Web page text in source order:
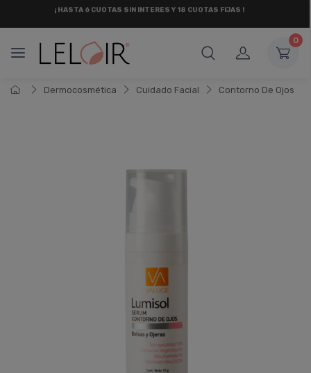
0
Dermocosmética Cuidado Facial Contorno De Ojos